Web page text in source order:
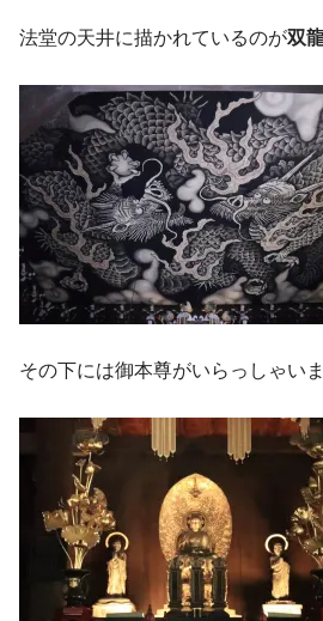
法堂の天井に描かれているのが双
その下には御本尊がいらっしゃいま